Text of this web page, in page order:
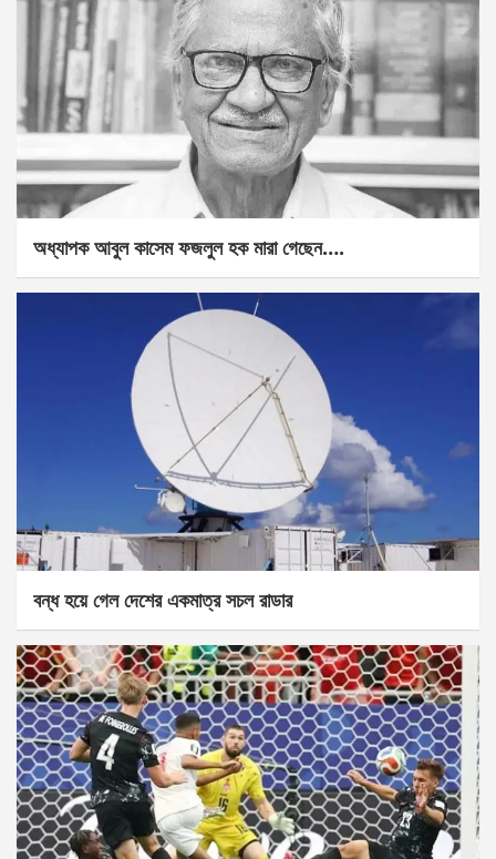
অধ্যাপক আবুল কাসেম ফজলুল হক মারা গেছেন….
বন্ধ হয়ে গেল দেশের একমাত্র সচল রাডার